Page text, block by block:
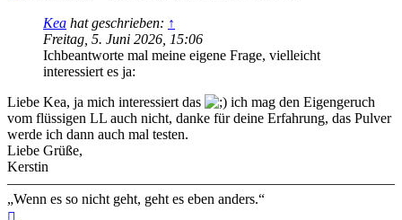
Kea hat geschrieben: ↑
Freitag, 5. Juni 2026, 15:06
Ichbeantworte mal meine eigene Frage, vielleicht
interessiert es ja:
Liebe Kea, ja mich interessiert das
ich mag den Eigengeruch
vom flüssigen LL auch nicht, danke für deine Erfahrung, das Pulver
werde ich dann auch mal testen.
Liebe Grüße,
Kerstin
———————————————————————————
„Wenn es so nicht geht, geht es eben anders.“